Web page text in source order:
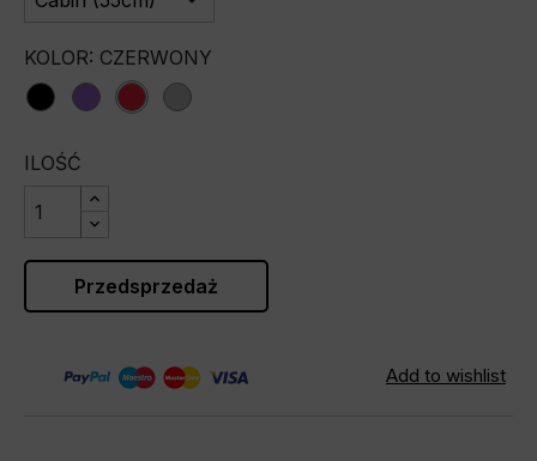
KOLOR: CZERWONY
blackpurplered silver
ILOŚĆ
Przedsprzedaż